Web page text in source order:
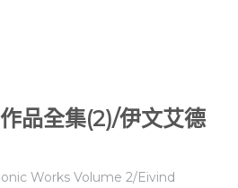
品全集(2)/伊文艾德
Works Volume 2/Eivind